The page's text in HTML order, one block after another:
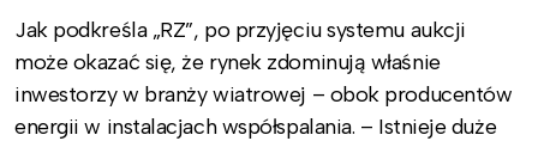
Jak podkreśla „RZ”, po przyjęciu systemu aukcji
może okazać się, że rynek zdominują właśnie
inwestorzy w branży wiatrowej – obok producentów
energii w instalacjach współspalania. – Istnieje duże